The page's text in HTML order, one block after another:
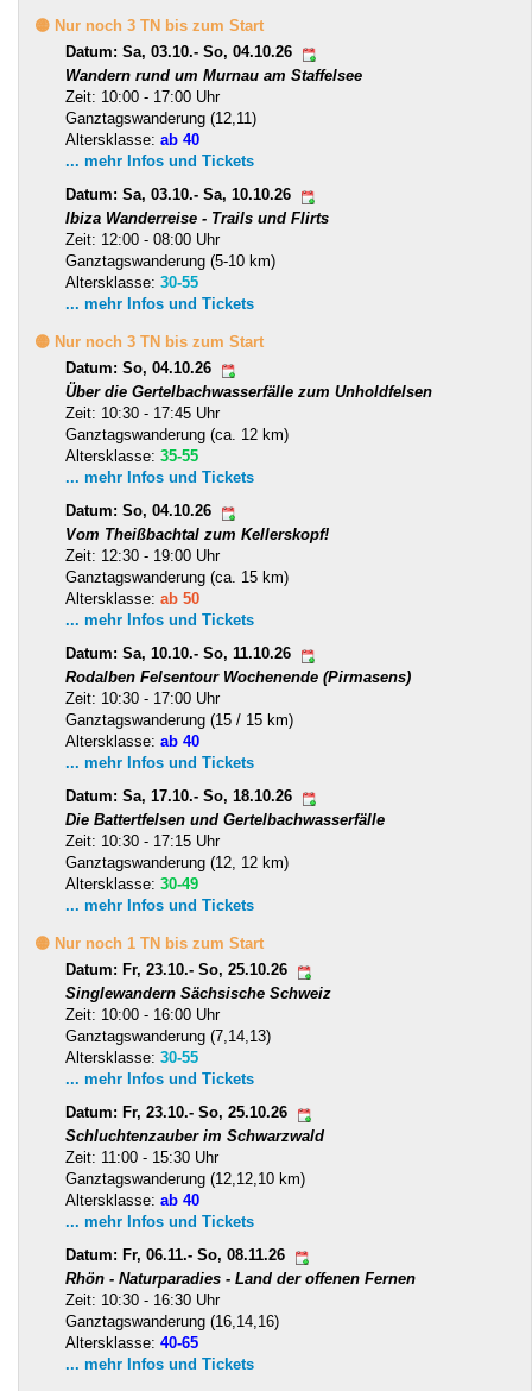
🟡 Nur noch 3 TN bis zum Start
Datum: Sa, 03.10.- So, 04.10.26
Wandern rund um Murnau am Staffelsee
Zeit: 10:00 - 17:00 Uhr
Ganztagswanderung (12,11)
Altersklasse: ab 40
... mehr Infos und Tickets
Datum: Sa, 03.10.- Sa, 10.10.26
Ibiza Wanderreise - Trails und Flirts
Zeit: 12:00 - 08:00 Uhr
Ganztagswanderung (5-10 km)
Altersklasse: 30-55
... mehr Infos und Tickets
🟡 Nur noch 3 TN bis zum Start
Datum: So, 04.10.26
Über die Gertelbachwasserfälle zum Unholdfelsen
Zeit: 10:30 - 17:45 Uhr
Ganztagswanderung (ca. 12 km)
Altersklasse: 35-55
... mehr Infos und Tickets
Datum: So, 04.10.26
Vom Theißbachtal zum Kellerskopf!
Zeit: 12:30 - 19:00 Uhr
Ganztagswanderung (ca. 15 km)
Altersklasse: ab 50
... mehr Infos und Tickets
Datum: Sa, 10.10.- So, 11.10.26
Rodalben Felsentour Wochenende (Pirmasens)
Zeit: 10:30 - 17:00 Uhr
Ganztagswanderung (15 / 15 km)
Altersklasse: ab 40
... mehr Infos und Tickets
Datum: Sa, 17.10.- So, 18.10.26
Die Battertfelsen und Gertelbachwasserfälle
Zeit: 10:30 - 17:15 Uhr
Ganztagswanderung (12, 12 km)
Altersklasse: 30-49
... mehr Infos und Tickets
🟡 Nur noch 1 TN bis zum Start
Datum: Fr, 23.10.- So, 25.10.26
Singlewandern Sächsische Schweiz
Zeit: 10:00 - 16:00 Uhr
Ganztagswanderung (7,14,13)
Altersklasse: 30-55
... mehr Infos und Tickets
Datum: Fr, 23.10.- So, 25.10.26
Schluchtenzauber im Schwarzwald
Zeit: 11:00 - 15:30 Uhr
Ganztagswanderung (12,12,10 km)
Altersklasse: ab 40
... mehr Infos und Tickets
Datum: Fr, 06.11.- So, 08.11.26
Rhön - Naturparadies - Land der offenen Fernen
Zeit: 10:30 - 16:30 Uhr
Ganztagswanderung (16,14,16)
Altersklasse: 40-65
... mehr Infos und Tickets